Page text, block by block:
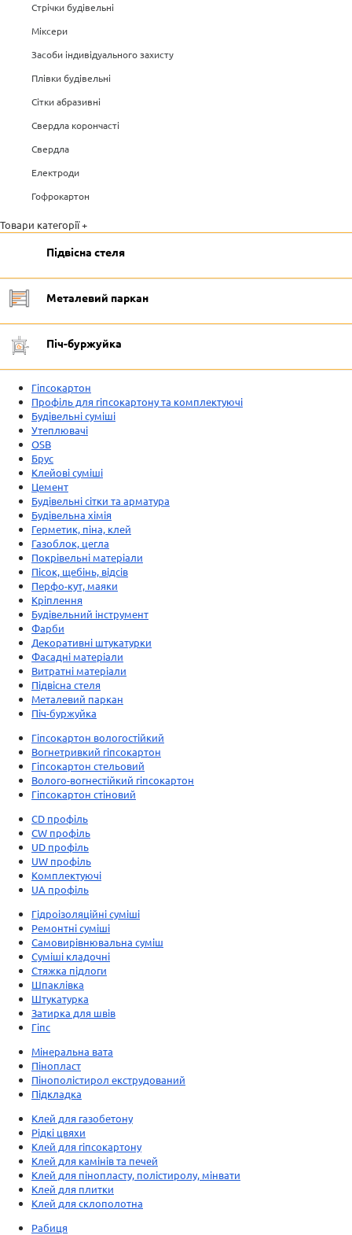
Стрічки будівельні
Міксери
Засоби індивідуального захисту
Плівки будівельні
Сітки абразивні
Свердла корончасті
Свердла
Електроди
Гофрокартон
Товари категорії +
Підвісна стеля
Металевий паркан
Піч-буржуйка
Гіпсокартон
Профіль для гіпсокартону та комплектуючі
Будівельні суміші
Утеплювачі
OSB
Брус
Клейові суміші
Цемент
Будівельні сітки та арматура
Будівельна хімія
Герметик, піна, клей
Газоблок, цегла
Покрівельні матеріали
Пісок, щебінь, відсів
Перфо-кут, маяки
Кріплення
Будівельний інструмент
Фарби
Декоративні штукатурки
Фасадні матеріали
Витратні матеріали
Підвісна стеля
Металевий паркан
Піч-буржуйка
Гіпсокартон вологостійкий
Вогнетривкий гіпсокартон
Гіпсокартон стельовий
Волого-вогнестійкий гіпсокартон
Гіпсокартон стіновий
CD профіль
CW профіль
UD профіль
UW профіль
Комплектуючі
UA профіль
Гідроізоляційні суміші
Ремонтні суміші
Самовирівнювальна суміш
Суміші кладочні
Стяжка підлоги
Шпаклівка
Штукатурка
Затирка для швів
Гіпс
Мінеральна вата
Пінопласт
Пінополістирол екструдований
Підкладка
Клей для газобетону
Рідкі цвяхи
Клей для гіпсокартону
Клей для камінів та печей
Клей для пінопласту, полістиролу, мінвати
Клей для плитки
Клей для склополотна
Рабиця